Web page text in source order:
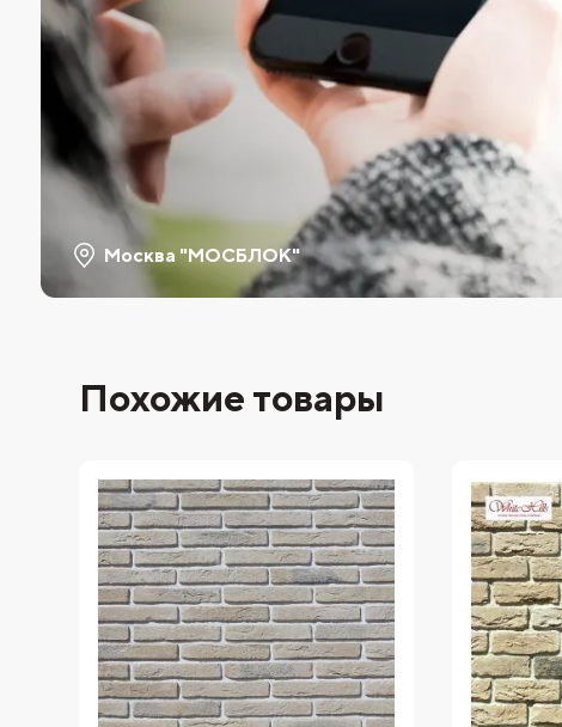
Москва "МОСБЛОК"
Похожие товары